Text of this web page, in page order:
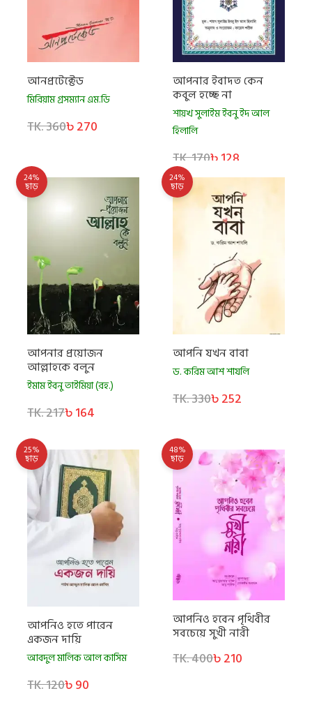
আনপ্রটেক্টেড
মিরিয়াম গ্রসম্যান এম.ডি
TK. 360৳ 270
আপনার ইবাদত কেন
কবুল হচ্ছে না
শায়খ সুলাইম ইবনু ইদ আল
হিলালি
TK. 170৳ 128
24%
ছাড়
আপনার প্রয়োজন
আল্লাহকে বলুন
ইমাম ইবনু তাইমিয়া (রহ.)
TK. 217৳ 164
24%
ছাড়
আপনি যখন বাবা
ড. করিম আশ শাযলি
TK. 330৳ 252
25%
ছাড়
আপনিও হতে পারেন
একজন দায়ি
আবদুল মালিক আল কাসিম
TK. 120৳ 90
48%
ছাড়
আপনিও হবেন পৃথিবীর
সবচেয়ে সুখী নারী
TK. 400৳ 210